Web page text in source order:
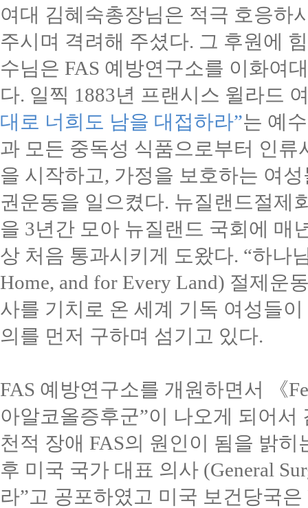
여대 김혜숙총장님은 적극 호응하
주시며 격려해 주셨다. 그 후원에
수님은 FAS 예방연구소를 이화여
다. 일찍 1883년 프랜시스 윌라드
대로 너희도 남을 대접하라”는 예
과 모든 중독성 식품으로부터 인
을 시작하고, 가정을 보호하는 여
권운동을 일으켰다. 뉴질랜드절제
을 3년간 모아 뉴질랜드 국회에 매
상 처음 통과시키게 도왔다. “하나
Home, and for Every Land) 절제운
사를 기치로 온 세계 기독 여성들
의를 먼저 구하며 섬기고 있다.
FAS 예방연구소를 개원하면서 《
아알코올증후군”이 나오게 되어서
천적 장애 FAS의 원인이 됨을 밝
후 미국 국가 대표 의사 (General
라”고 공포하였고 미국 보건당국은